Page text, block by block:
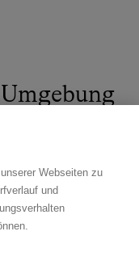
Webseiten zu
und